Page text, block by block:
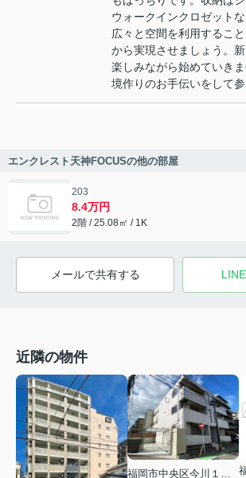
ウォークインクロゼットな
広々と空間を利用するこ
から実現させましょう。
楽しみながら始めていき
境作りのお手伝いをして参
エンクレスト天神FOCUSの他の部屋
203
8.4万円
2階 / 25.08㎡ / 1K
メールで共有する
近隣の物件